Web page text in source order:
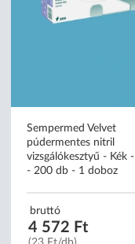
Sempermed Velvet
púdermentes nitril
vizsgálókesztyű - Kék -
- 200 db - 1 doboz
bruttó
4 572 Ft